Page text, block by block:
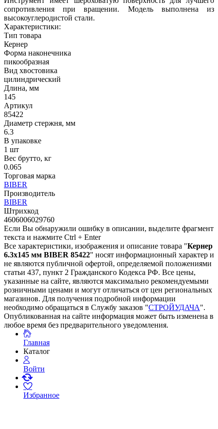
сопротивления при вращении. Модель выполнена из
высокоуглеродистой стали.
Характеристики:
Тип товара
Кернер
Форма наконечника
пикообразная
Вид хвостовика
цилиндрический
Длина, мм
145
Артикул
85422
Диаметр стержня, мм
6.3
В упаковке
1 шт
Вес брутто, кг
0.065
Торговая марка
BIBER
Производитель
BIBER
Штрихкод
4606006029760
Если Вы обнаружили ошибку в описании, выделите фрагмент
текста и нажмите Ctrl + Enter
Все характеристики, изображения и описание товара "Кернер
6.3х145 мм BIBER 85422" носят информационный характер и
не являются публичной офертой, определяемой положениями
статьи 437, пункт 2 Гражданского Кодекса РФ. Все цены,
указанные на сайте, являются максимально рекомендуемыми
розничными ценами и могут отличаться от цен региональных
магазинов. Для получения подробной информации
необходимо обращаться в Службу заказов "СТРОЙУДАЧА".
Опубликованная на сайте информация может быть изменена в
любое время без предварительного уведомления.
Главная
Каталог
Войти
Избранное